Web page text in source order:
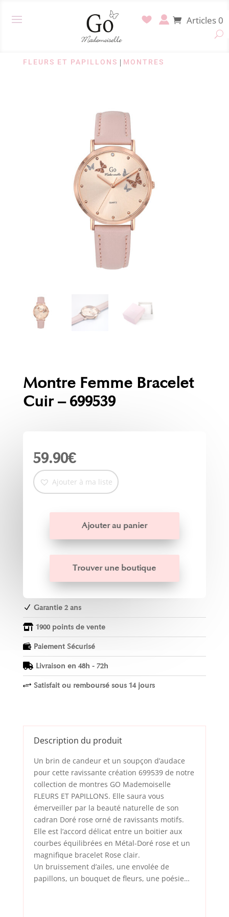
Articles 0
FLEURS ET PAPILLONS | MONTRES
Montre Femme Bracelet
Cuir – 699539
59.90€
Ajouter à ma liste
Ajouter au panier
Trouver une boutique
N Garantie 2 ans
 1900 points de vente
 Paiement Sécurisé
 Livraison en 48h - 72h
+ Satisfait ou remboursé sous 14 jours
Description du produit
Un brin de candeur et un soupçon d’audace
pour cette ravissante création 699539 de notre
collection de montres GO Mademoiselle
FLEURS ET PAPILLONS. Elle saura vous
émerveiller par la beauté naturelle de son
cadran Doré rose orné de ravissants motifs.
Elle est l’accord délicat entre un boitier aux
courbes équilibrées en Métal-Doré rose et un
magnifique bracelet Rose clair.
Un bruissement d’ailes, une envolée de
papillons, un bouquet de fleurs, une poésie…